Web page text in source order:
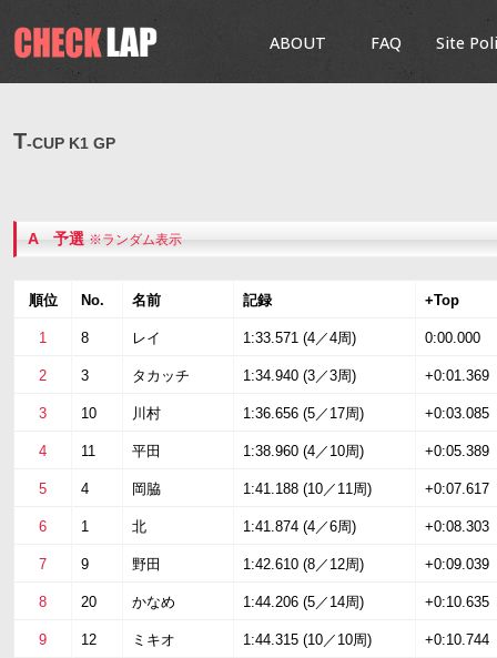
ABOUT FAQ Site
T-CUP K1 GP
A 予選 ※ランダム表示
順位 No. 名前 記録 +Top
1 8 レイ 1:33.571 (4／4周) 0:00.000
2 3 タカッチ 1:34.940 (3／3周) +0:01.369
3 10 川村 1:36.656 (5／17周) +0:03.085
4 11 平田 1:38.960 (4／10周) +0:05.389
5 4 岡脇 1:41.188 (10／11周) +0:07.617
6 1 北 1:41.874 (4／6周) +0:08.303
7 9 野田 1:42.610 (8／12周) +0:09.039
8 20 かなめ 1:44.206 (5／14周) +0:10.635
9 12 ミキオ 1:44.315 (10／10周) +0:10.744